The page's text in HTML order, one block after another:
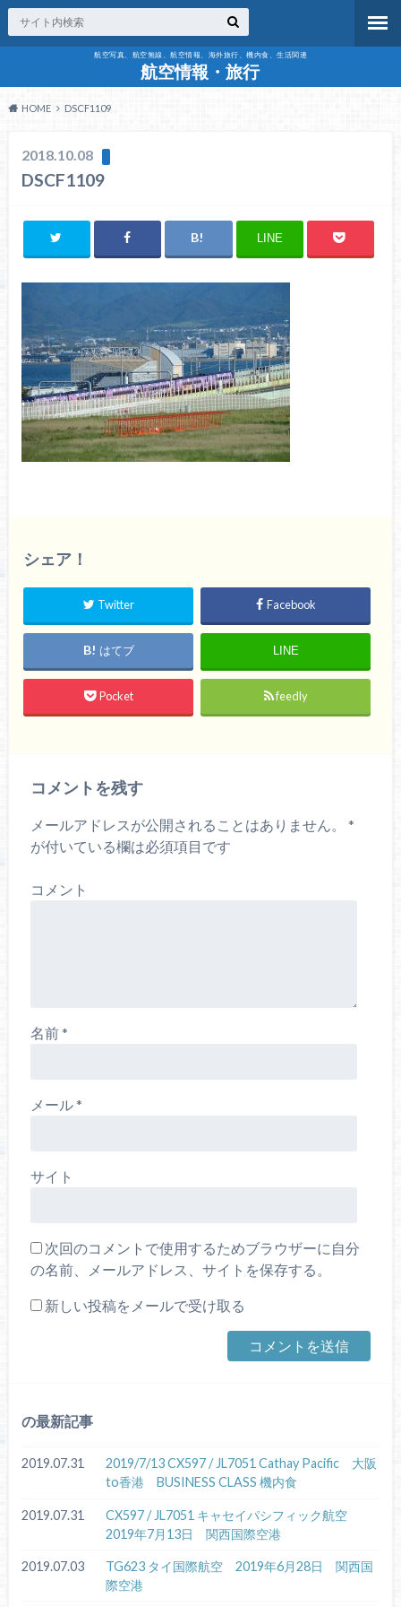
航空写真、航空無線、航空情報、海外旅行、機内食、生活関連
航空情報・旅行
HOME DSCF1109
2018.10.08
DSCF1109
LINE
シェア！
Twitter Facebook
はてブ LINE
Pocket feedly
コメントを残す
メールアドレスが公開されることはありません。
*
が付いている欄は必須項目です
コメント
名前*
メール*
サイト
次回のコメントで使用するためブラウザーに自分
の名前、メールアドレス、サイトを保存する。
新しい投稿をメールで受け取る
の最新記事
2019.07.31
2019/7/13 CX597 / JL7051 Cathay Pacific 大阪
to香港 BUSINESS CLASS 機内食
2019.07.31
CX597 / JL7051 キャセイパシフィック航空
2019年7月13日 関西国際空港
2019.07.03
TG623 タイ国際航空 2019年6月28日 関西国
際空港